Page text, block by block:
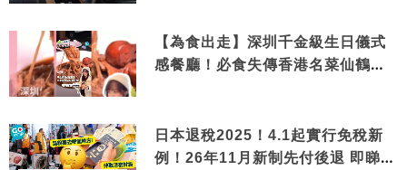
【為食出走】深圳千金級生日儀式
感餐廳！必食失傳香港名菜仙鶴神
日本退稅2025！4.1起實行免稅新
例！26年11月新制先付後退 即睇步